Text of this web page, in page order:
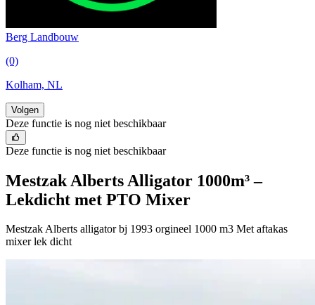
Berg Landbouw
(0)
Kolham, NL
Volgen
Deze functie is nog niet beschikbaar
Deze functie is nog niet beschikbaar
Mestzak Alberts Alligator 1000m³ –
Lekdicht met PTO Mixer
Mestzak Alberts alligator bj 1993 orgineel 1000 m3 Met aftakas
mixer lek dicht